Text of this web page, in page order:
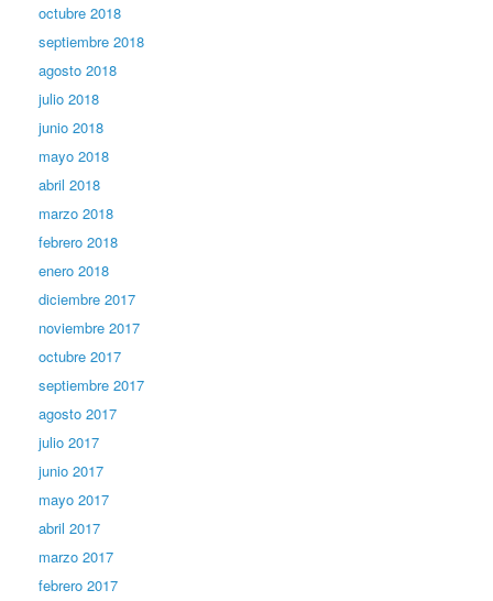
octubre 2018
septiembre 2018
agosto 2018
julio 2018
junio 2018
mayo 2018
abril 2018
marzo 2018
febrero 2018
enero 2018
diciembre 2017
noviembre 2017
octubre 2017
septiembre 2017
agosto 2017
julio 2017
junio 2017
mayo 2017
abril 2017
marzo 2017
febrero 2017